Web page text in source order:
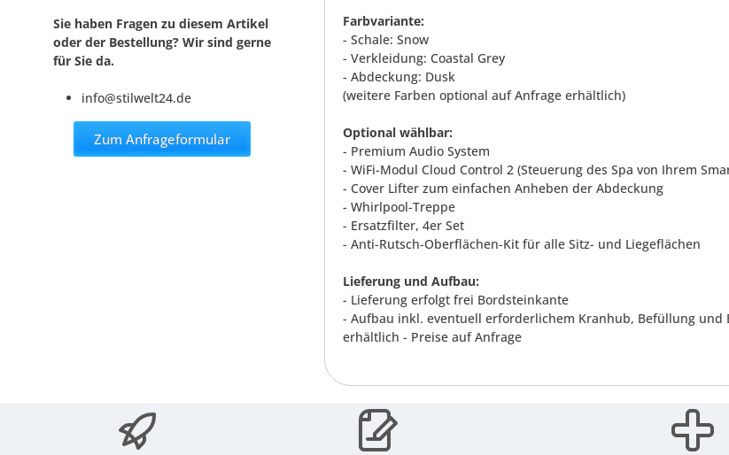
Sie haben Fragen zu diesem Artikel
oder der Bestellung? Wir sind gerne
für Sie da.
info@stilwelt24.de
Zum Anfrageformular
Farbvariante:
- Schale: Snow
- Verkleidung: Coastal Grey
- Abdeckung: Dusk
(weitere Farben optional auf Anfrage erhältlich)
Optional wählbar:
- Premium Audio System
- WiFi-Modul Cloud Control 2 (Steuerung des Spa von Ihrem
- Cover Lifter zum einfachen Anheben der Abdeckung
- Whirlpool-Treppe
- Ersatzfilter, 4er Set
- Anti-Rutsch-Oberflächen-Kit für alle Sitz- und Liegeflächen
Lieferung und Aufbau:
- Lieferung erfolgt frei Bordsteinkante
- Aufbau inkl. eventuell erforderlichem Kranhub, Befüllung
erhältlich - Preise auf Anfrage